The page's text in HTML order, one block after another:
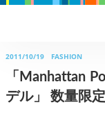
2011/10/19 FASHION
「Manhattan
デル」 数量限